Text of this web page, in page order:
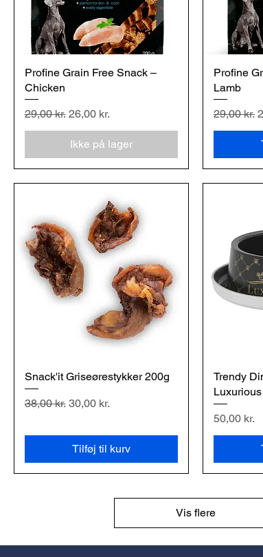
Hurtigvisning
Profine Grain Free Snack –
Chicken
Regulær pris
29,00 kr. Salgspris
26,00 kr.
Ikke på lager
Profine
Lamb
Regulær
29,00 kr.
Hurtigvisning
Snack'it Griseørestykker 200g
Regulær pris
38,00 kr. Salgspris
30,00 kr.
Tilføj til kurv
Trendy
Luxurious
Pris
50,00 kr.
Vis flere